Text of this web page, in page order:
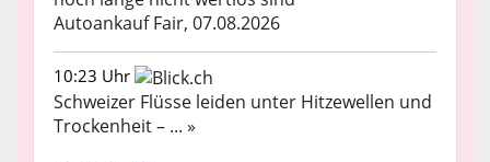
Autoankauf Fair, 07.08.2026
10:23 Uhr
Schweizer Flüsse leiden unter Hitzewellen und
Trockenheit – ... »